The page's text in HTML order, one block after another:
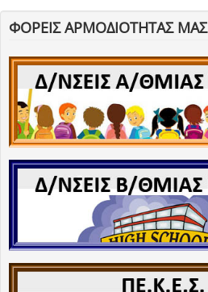
ΦΟΡΕΙΣ ΑΡΜΟΔΙΟΤΗΤΑΣ ΜΑΣ